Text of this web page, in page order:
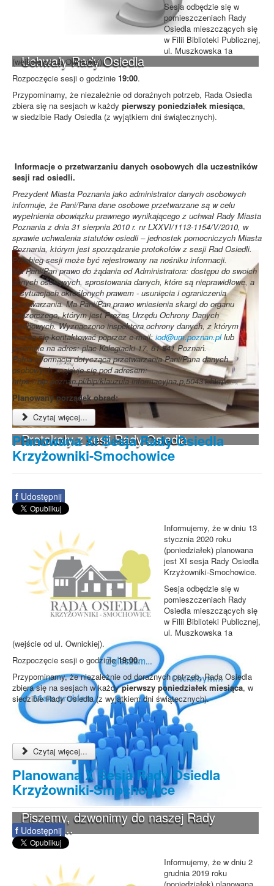
Uchwały Rady Osiedla
Protokoły z sesji Rady Osiedla
Piszemy, dzwonimy do naszej Rady
Osiedla...
Sesja odbędzie się w
pomieszczeniach Rady
Osiedla mieszczących się
w Filii Biblioteki Publicznej,
ul. Muszkowska 1a
(wejście od ul. Ownickiej).
Rozpoczęcie sesji o godzinie 19:00.
Przypominamy, że niezależnie od doraźnych potrzeb, Rada Osiedla
zbiera się na sesjach w każdy pierwszy poniedziałek miesiąca,
w siedzibie Rady Osiedla (z wyjątkiem dni świątecznych).
Informacje o przetwarzaniu danych osobowych dla uczestników
sesji rad osiedli.
Prezydent Miasta Poznania jako administrator danych osobowych
informuje, że Pani/Pana dane osobowe przetwarzane są w celu
wypełnienia obowiązku prawnego wynikającego z uchwał Rady Miasta
Poznania z dnia 31 sierpnia 2010 r. nr LXXVI/1113-1154/V/2010, w
sprawie uchwalenia statutów osiedli – jednostek pomocniczych Miasta
Poznania, którym jest sporządzanie protokołów z sesji Rad Osiedli.
Przebieg sesji może być rejestrowany na nośniku informacji.
Ma Pani/Pan prawo do żądania od Administratora: dostępu do swoich
danych osobowych, sprostowania danych, które są nieprawidłowe, a
w sytuacjach określonych prawem - usunięcia i ograniczenia
przetwarzania. Ma Pani/Pan prawo wniesienia skargi do organu
nadzorczego, którym jest Prezes Urzędu Ochrony Danych
Osobowych. Wyznaczono inspektora ochrony danych, z którym
można się kontaktować poprzez e-mail:iod@um.poznan.pllub
pisemnie na adres: plac Kolegiacki 17, 61-841 Poznań.
Pełna informacja dotycząca przetwarzania Pani/Pana danych
osobowych znajduje się pod adresem:
https://bip.poznan.pl/bip/klauzula-informacyjna,p,50431.html
Planowany porządek obrad:
Czytaj więcej...
Planowana XI Sesja Rady Osiedla
Krzyżowniki-Smochowice
f Udostępnij
Informujemy, że w dniu 13
stycznia 2020 roku
(poniedziałek) planowana
jest XI sesja Rady Osiedla
Krzyżowniki-Smochowice.
Sesja odbędzie się w
pomieszczeniach Rady
Osiedla mieszczących się
w Filii Biblioteki Publicznej,
ul. Muszkowska 1a
(wejście od ul. Ownickiej).
Rozpoczęcie sesji o godzinie19:00.
Przypominamy, że niezależnie od doraźnych potrzeb, Rada Osiedla
zbiera się na sesjach w każdypierwszy poniedziałek miesiąca, w
siedzibie Rady Osiedla (z wyjątkiem dni świątecznych).
Czytaj więcej...
Planowana X Sesja Rady Osiedla
Krzyżowniki-Smochowice
f Udostępnij
Informujemy, że w dniu 2
grudnia 2019 roku